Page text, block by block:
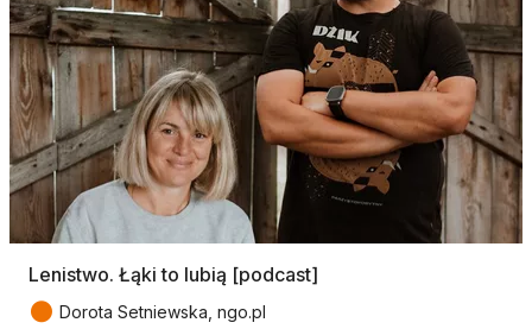
Lenistwo. Łąki to lubią [podcast]
● Dorota Setniewska, ngo.pl